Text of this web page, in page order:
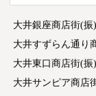
大井銀座商店街(振)
大井すずらん通り
大井東口商店街(振)
大井サンピア商店